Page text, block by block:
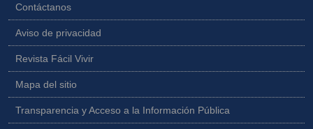
Contáctanos
Aviso de privacidad
Revista Fácil Vivir
Mapa del sitio
Transparencia y Acceso a la Información Pública